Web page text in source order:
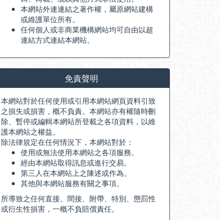
本網站外連連結之著作權，屬原網站建構
或維護單位所有。
任何個人或非商業機構網站均可自由以超
連結方式連結本網站。
免責聲明
本網站對於任何使用或引用本網站網頁資料引致
之損失或損害，概不負責。本網站亦有權隨時刪
除、暫停或編輯本網站所登載之各項資料，以維
護本網站之權益。
除法律規定在任何情況下，本網站對於：
使用或無法使用本網站之各項服務。
經由本網站取得訊息或進行交易。
第三人在本網站上之陳述或作為。
其他與本網站服務有關之事項。
所導致之任何直接、間接、附帶、特別、懲罰性
或衍生性損害，一概不負賠償責任。